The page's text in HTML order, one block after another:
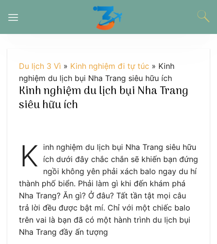
đến
Du lịch 3 Vì » Kinh nghiệm đi tự túc » Kinh
nghiệm du lịch bụi Nha Trang siêu hữu ích
Kinh nghiệm du lịch bụi Nha Trang
siêu hữu ích
K inh nghiệm du lịch bụi Nha Trang siêu hữu
ích dưới đây chắc chắn sẽ khiến bạn đứng
ngồi không yên phải xách balo ngay du hí
thành phố biển. Phải làm gì khi đến khám phá
Nha Trang? Ăn gì? Ở đâu? Tất tần tật mọi câu
trả lời đều được bật mí. Chỉ với một chiếc balo
trên vai là bạn đã có một hành trình du lịch bụi
Nha Trang đầy ấn tượng